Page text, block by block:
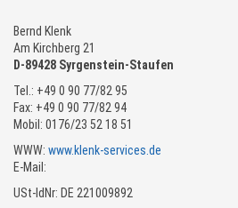
Bernd Klenk
Am Kirchberg 21
D-89428 Syrgenstein-Staufen
Tel.: +49 0 90 77/82 95
Fax: +49 0 90 77/82 94
Mobil: 0176/23 52 18 51
WWW: www.klenk-services.de
E-Mail:
USt-IdNr: DE 221009892